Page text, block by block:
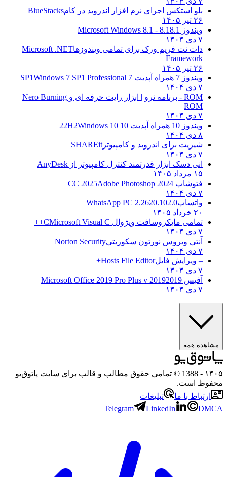
بلو استکس اجرای نرم افزار اندروید در کامBlueStacks
۲۶ تیر ۱۴۰۵
ویندوز 8.1
8.1 - Microsoft Windows 8.1
۷ دی ۱۴۰۴
دات نت فریم ورک برای تمامی ویندوزهاMicrosoft .NET
Framework
۲۶ تیر ۱۴۰۵
ویندوز 7 همراه آپدیت 7 SP1
Windows 7 SP1 Professional
۷ دی ۱۴۰۴
ROM - برنامه نرو | ابزار رایت حرفه ای و
Nero Burning
ROM
۷ دی ۱۴۰۴
ویندوز 10 همراه آپدیت 10 22H2
Windows 10
۸ دی ۱۴۰۴
شیریت برای اندروید و کامپیوتر SHAREit
۷ دی ۱۴۰۴
انی دسک ابزار قدرتمند کنترل کامپیوتر از AnyDesk
۱۵ مرداد ۱۴۰۵
فتوشاپ CC 2025 Adobe Photoshop 2024
۷ دی ۱۴۰۴
واتساپWhatsApp PC 2.2620.102.0
۲۰ خرداد ۱۴۰۵
تمامی مایکروسافت ویژوال C Microsoft Visual C++
۷ دی ۱۴۰۴
آنتی ویروس نورتون سکوریتیNorton Security
۷ دی ۱۴۰۴
– ویرایش فایلHosts File Editor+
۷ دی ۱۴۰۴
آفیس 2019 2019 Microsoft Office 2019 Pro Plus v
۷ دی ۱۴۰۴
مشاهده همه
۱۴۰۵
- 1388 © تمامی حقوق مطالب و قالب برای سایت پاتوق‌یو
محفوظ است.
ارتباط با ما
تبلیغات
Telegram
LinkedIn DMCA